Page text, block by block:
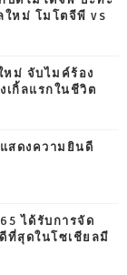
ใหม่ โมโตจีพี vs
หม่ จับไมค์ร้อง
เกิ้ลแรกในชีวิต
สดงความยินดี
ได้รับการจัด
ที่สุดในโซเชียลมี